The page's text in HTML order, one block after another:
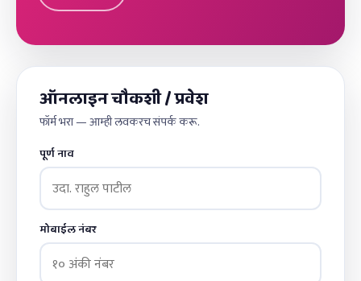
ऑनलाइन चौकशी / प्रवेश
फॉर्म भरा — आम्ही लवकरच संपर्क करू.
पूर्ण नाव
मोबाईल नंबर